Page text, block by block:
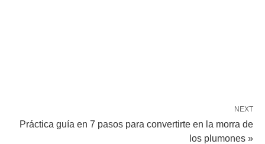
NEXT
Práctica guía en 7 pasos para convertirte en la morra de
los plumones »